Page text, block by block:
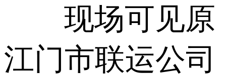
现场可见原
江门市联运公司